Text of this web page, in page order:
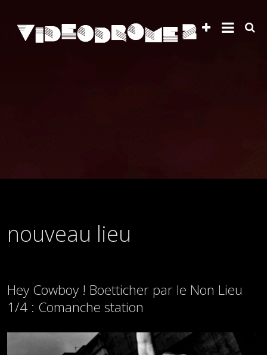
nouveau lieu
Hey Cowboy ! Boetticher par le Non Lieu
1/4 : Comanche station